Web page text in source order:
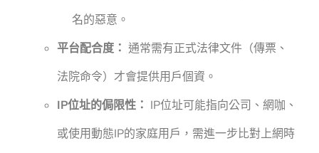
名的惡意。
平台配合度： 通常需有正式法律文件（傳票、
法院命令）才會提供用戶個資。
IP位址的侷限性： IP位址可能指向公司、網咖、
或使用動態IP的家庭用戶，需進一步比對上網時